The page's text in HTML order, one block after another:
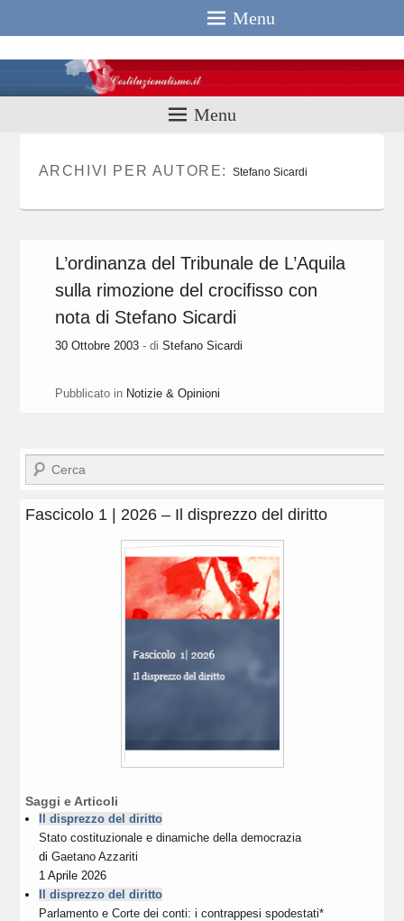
Menu
Menu
ARCHIVI PER AUTORE: Stefano Sicardi
L’ordinanza del Tribunale de L’Aquila
sulla rimozione del crocifisso con
nota di Stefano Sicardi
30 Ottobre 2003 - di Stefano Sicardi
Pubblicato in Notizie & Opinioni
Cerca
Fascicolo 1 | 2026 – Il disprezzo del diritto
Saggi e Articoli
Il disprezzo del diritto
Stato costituzionale e dinamiche della democrazia
diGaetano Azzariti
1 Aprile 2026
Il disprezzo del diritto
Parlamento e Corte dei conti: i contrappesi spodestati*